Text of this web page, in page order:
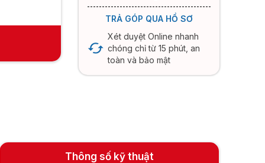
TRẢ GÓP QUA HỒ SƠ
Xét duyệt Online nhanh
chóng chỉ từ 15 phút, an
toàn và bảo mật
Thông số kỹ thuật